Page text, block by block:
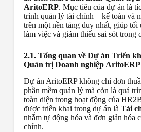
AritoERP. Mục tiêu của dự án là
trình quản lý tài chính – kế toán và
trên một nền tảng duy nhất, giúp
làm việc và giảm thiểu sai sót trong
2.1. Tổng quan về Dự án Triển
Quản trị Doanh nghiệp
Dự án AritoERP không chỉ đơn
phần mềm quản lý mà còn là quá
toàn diện trong hoạt động của
được triển khai trong dự án là Tài
nhằm tự động hóa và đơn giản hóa
chính.